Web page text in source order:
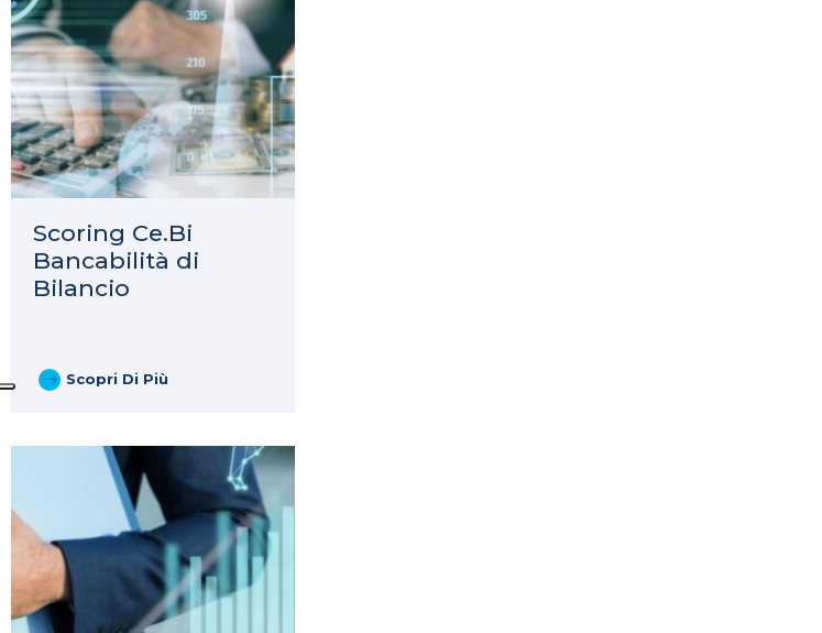
Scoring Ce.Bi
Bancabilità di
Bilancio
Scopri Di Più